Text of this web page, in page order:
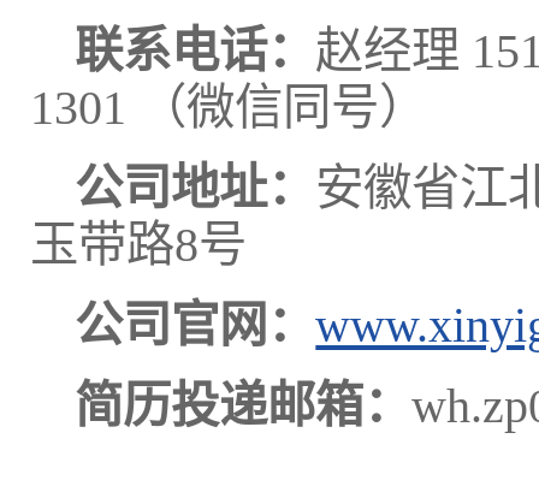
联系电话： 赵经理
1301 （微信同号）
公司地址： 安徽省江
玉带路8号
公司官网：
简历投递邮箱：